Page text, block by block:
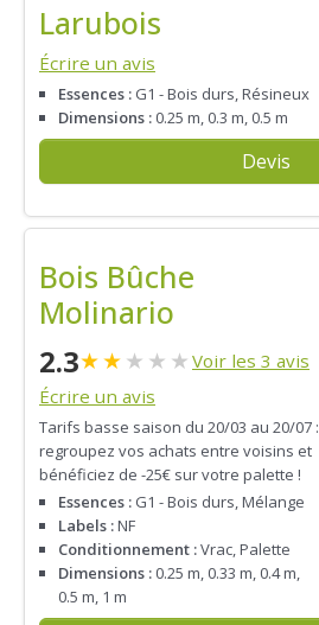
Larubois
Écrire un avis
Essences : G1 - Bois durs, Résineux
Dimensions : 0.25 m, 0.3 m, 0.5 m
Devis
Bois Bûche
Molinario
2.3★★★ ★ ★ Voir les 3 avis
Écrire un avis
Tarifs basse saison du 20/03 au 20/07 :
regroupez vos achats entre voisins et
bénéficiez de -25€ sur votre palette !
Essences : G1 - Bois durs, Mélange
Labels :NF
Conditionnement :Vrac, Palette
Dimensions : 0.25 m, 0.33 m, 0.4 m,
0.5 m, 1 m